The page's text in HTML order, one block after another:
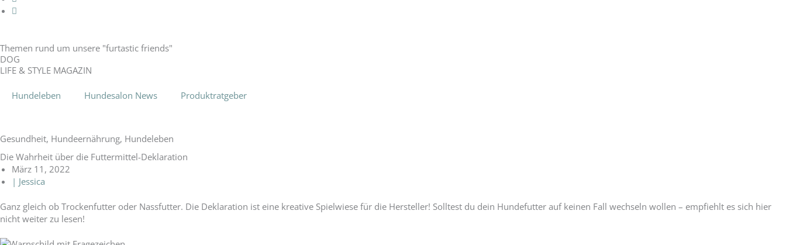
Themen rund um unsere "furtastic friends"
DOG
LIFE & STYLE MAGAZIN
Hundeleben Hundesalon News Produktratgeber
Gesundheit, Hundeernährung, Hundeleben
Die Wahrheit über die Futtermittel-Deklaration
März 11, 2022
| Jessica
Ganz gleich ob Trockenfutter oder Nassfutter. Die Deklaration ist eine kreative Spielwiese für die Hersteller! Solltest du dein Hundefutter auf keinen Fall wechseln wollen – empfiehlt es sich hier
nicht weiter zu lesen!